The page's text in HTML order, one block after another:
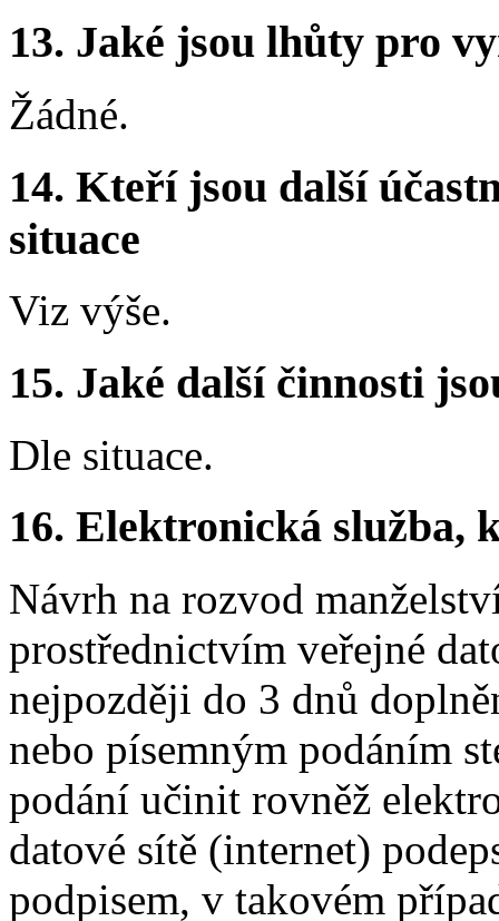
13. Jaké jsou lhůty pro
Žádné.
14. Kteří jsou další
situace
Viz výše.
15. Jaké další činnosti
Dle situace.
16. Elektronická služba,
Návrh na rozvod
prostřednictvím veřejné
nejpozději do 3 dnů
nebo písemným podáním
podání učinit rovněž
datové sítě (internet)
podpisem, v takovém